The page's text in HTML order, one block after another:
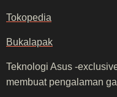
Tokopedia
Bukalapak
Teknologi Asus -
membuat pengalaman